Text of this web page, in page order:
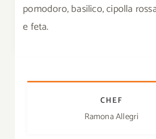
Download
SHOP
pomodoro, basilico, cipolla
e feta.
CHEF
Ramona Allegri